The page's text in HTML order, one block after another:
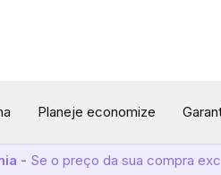
Planeje economize
- Se o preço da sua compra